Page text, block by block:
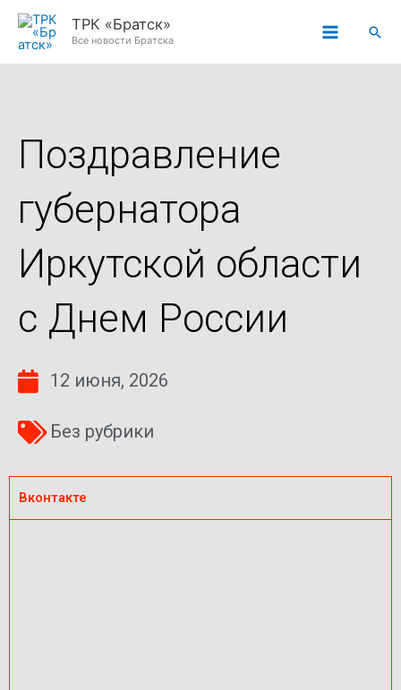
Перейти
ТРК «Братск»
Все новости Братска
Поздравление
губернатора
Иркутской области
с Днем России
12 июня, 2026
Без рубрики
Вконтакте